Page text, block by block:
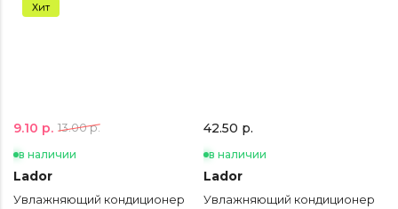
Хит
9.10 р. 13.00 р.
в наличии
Lador
Увлажняющий кондиционер
42.50 р.
в наличии
Lador
Увлажняющий кондиционер